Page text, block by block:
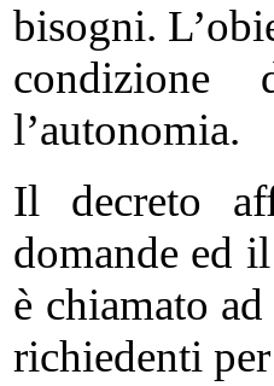
bisogni.
condizione
l’autonomia.
Il decreto
domande ed
è chiamato
richiedenti